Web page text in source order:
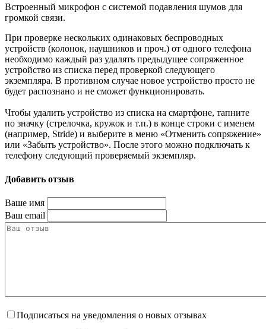
Встроенный микрофон с системой подавления шумов для
громкой связи.
При проверке нескольких одинаковых беспроводных
устройств (колонок, наушников и проч.) от одного телефона
необходимо каждый раз удалять предыдущее сопряженное
устройство из списка перед проверкой следующего
экземпляра. В противном случае новое устройство просто не
будет распознано и не сможет функционировать.
Чтобы удалить устройство из списка на смартфоне, тапните
по значку (стрелочка, кружок и т.п.) в конце строки с именем
(например, Stride) и выберите в меню «Отменить сопряжение»
или «Забыть устройство». После этого можно подключать к
телефону следующий проверяемый экземпляр.
Добавить отзыв
Ваше имя
Ваш email
Подписаться на уведомления о новых отзывах